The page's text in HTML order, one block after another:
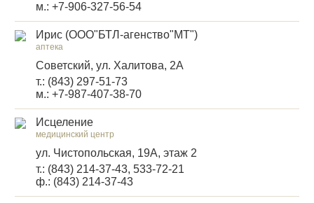
м.: +7-906-327-56-54
Ирис (ООО"БТЛ-агенство"МТ")
аптека
Советский, ул. Халитова, 2А
т.: (843) 297-51-73
м.: +7-987-407-38-70
Исцеление
медицинский центр
ул. Чистопольская, 19А, этаж 2
т.: (843) 214-37-43, 533-72-21
ф.: (843) 214-37-43